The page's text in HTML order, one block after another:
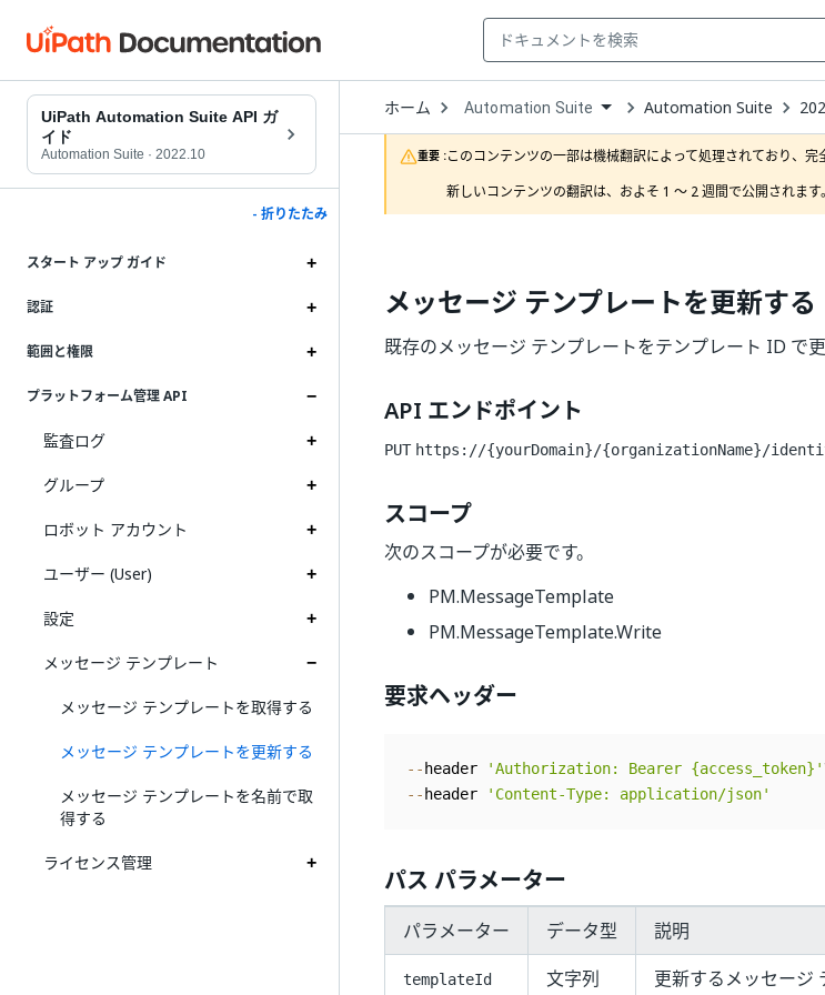
UiPath Automation Suite API ガ
イド
Automation Suite · 2022.10
- 折りたたみ
スタート アップ ガイド
認証
範囲と権限
プラットフォーム管理 API
監査ログ
グループ
ロボット アカウント
ユーザー (User)
設定
メッセージ テンプレート
メッセージ テンプレートを取得する
メッセージ テンプレートを更新する
メッセージ テンプレートを名前で取
得する
ライセンス管理
ホーム Open
Dropdown
to
choose
product
Automation Suite Automation Suite
重要 :このコンテンツの一部は機械翻訳によって処理されており、完
新しいコンテンツの翻訳は、およそ 1 ～ 2 週間で公開されます。
メッセージ テンプレートを更新する
既存のメッセージ テンプレートをテンプレート ID で更
API エンドポイント
PUT https://{yourDomain}/{organizationName}/
スコープ
次のスコープが必要です。
PM.MessageTemplate
PM.MessageTemplate.Write
要求ヘッダー
-- header 'Authorization: Bearer {access_token}'
-- header 'Content-Type: application/json'
パス パラメーター
パラメーター データ型 説明
templateId 文字列 更新するメッセージ